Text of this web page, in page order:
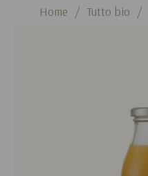
Home / Tutto bio /